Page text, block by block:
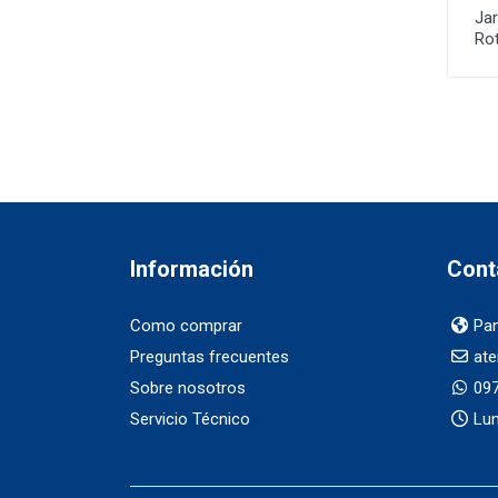
Información
Como comprar
Preguntas frecuentes
Sobre nosotros
Servicio Técnico